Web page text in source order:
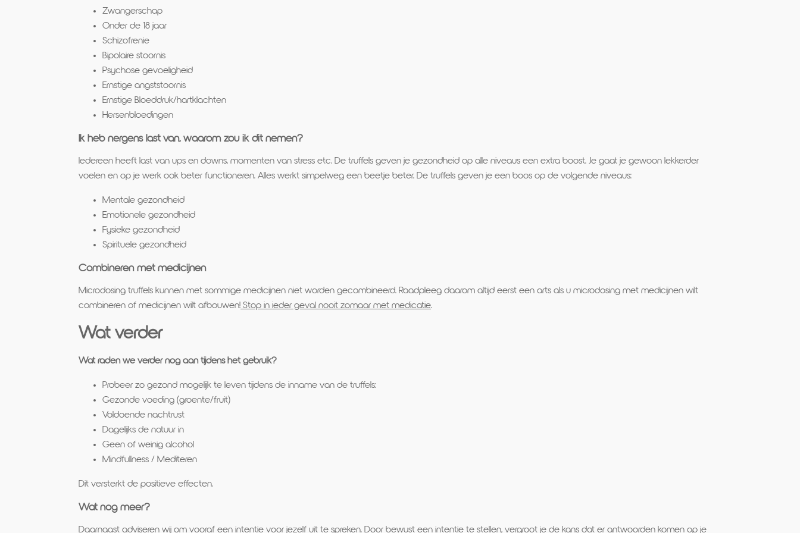
Zwangerschap
Onder de 18 jaar
Schizofrenie
Bipolaire stoornis
Psychose gevoeligheid
Ernstige angststoornis
Ernstige Bloeddruk/hartklachten
Hersenbloedingen
Ik heb nergens last van, waarom zou ik dit nemen?
Iedereen heeft last van ups en downs, momenten van stress etc. De truffels geven je gezondheid op alle niveaus een extra boost. Je gaat je gewoon lekkerder
voelen en op je werk ook beter functioneren. Alles werkt simpelweg een beetje beter. De truffels geven je een boos op de volgende niveaus:
Mentale gezondheid
Emotionele gezondheid
Fysieke gezondheid
Spirituele gezondheid
Combineren met medicijnen
Microdosing truffels kunnen met sommige medicijnen niet worden gecombineerd. Raadpleeg daarom altijd eerst een arts als u microdosing met medicijnen wilt
combineren of medicijnen wilt afbouwen! Stop in ieder geval nooit zomaar met medicatie.
Wat verder
Wat raden we verder nog aan tijdens het gebruik?
Probeer zo gezond mogelijk te leven tijdens de inname van de truffels:
Gezonde voeding (groente/fruit)
Voldoende nachtrust
Dagelijks de natuur in
Geen of weinig alcohol
Mindfullness / Mediteren
Dit versterkt de positieve effecten.
Wat nog meer?
Daarnaast adviseren wij om vooraf een intentie voor jezelf uit te spreken. Door bewust een intentie te stellen, vergroot je de kans dat er antwoorden komen op je